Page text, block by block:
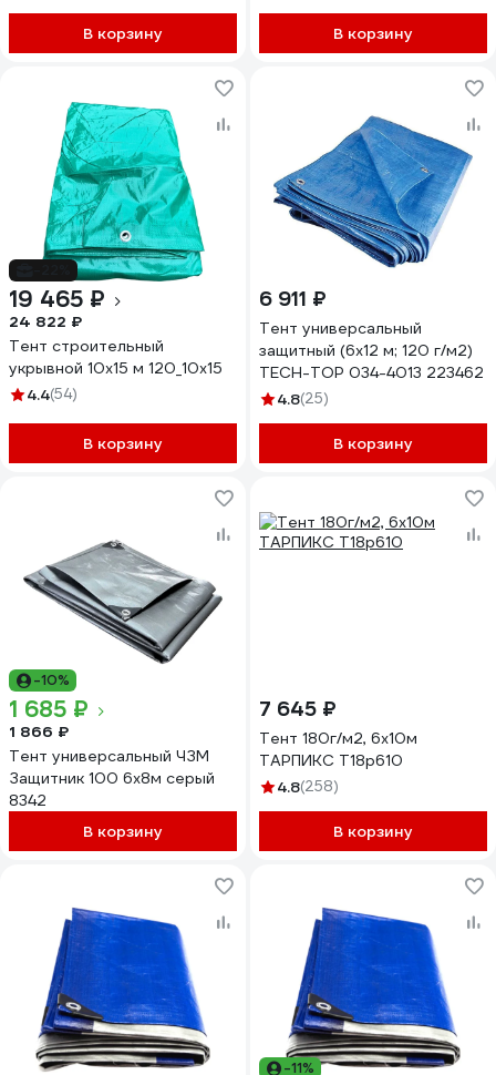
В корзину В корзину
19 465 ₽
24 822 ₽
Тент строительный
укрывной 10х15 м 120_10х15
4.4(54)
В корзину
6 911 ₽
Тент универсальный
защитный (6х12 м; 120 г/м2)
TECH-TOP 034-4013 223462
4.8(25)
В корзину
-10%
1 685 ₽
1 866 ₽
Тент универсальный ЧЗМ
Защитник 100 6х8м серый
8342
В корзину
7 645 ₽
Тент 180г/м2, 6х10м
ТАРПИКС Т18р610
4.8(258)
В корзину
-11%